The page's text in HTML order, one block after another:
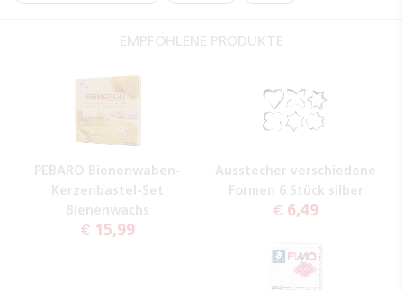
EMPFOHLENE PRODUKTE
PEBARO Bienenwaben-
Kerzenbastel-Set
Bienenwachs
€ 15,99
Ausstecher verschiedene
Formen 6 Stück silber
€ 6,49